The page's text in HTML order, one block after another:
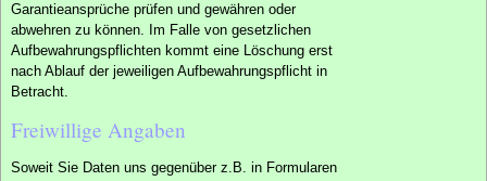
Garantieansprüche prüfen und gewähren oder
abwehren zu können. Im Falle von gesetzlichen
Aufbewahrungspflichten kommt eine Löschung erst
nach Ablauf der jeweiligen Aufbewahrungspflicht in
Betracht.
Freiwillige Angaben
Soweit Sie Daten uns gegenüber z.B. in Formularen